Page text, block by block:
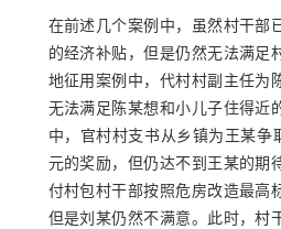
在前述几个案例中，虽然村干部
的经济补贴，但是仍然无法满足
地征用案例中，代村村副主任为
无法满足陈某想和小儿子住得近
中，官村村支书从乡镇为王某争
元的奖励，但仍达不到王某的期
付村包村干部按照危房改造最高
但是刘某仍然不满意。此时，村